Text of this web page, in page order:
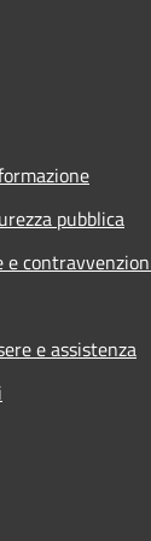
pubblica
e
e assistenza